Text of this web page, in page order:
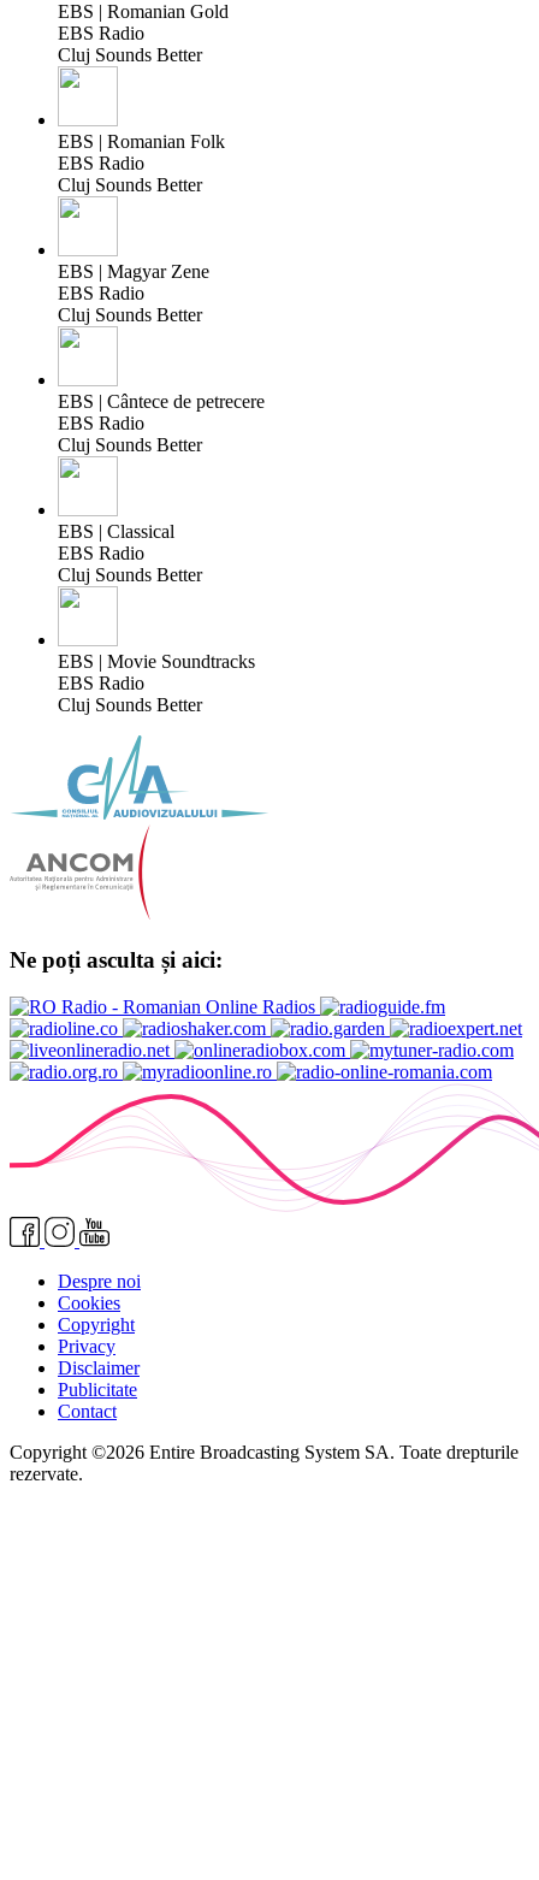
EBS | Romanian Gold
EBS Radio
Cluj Sounds Better
EBS | Romanian Folk
EBS Radio
Cluj Sounds Better
EBS | Magyar Zene
EBS Radio
Cluj Sounds Better
EBS | Cântece de petrecere
EBS Radio
Cluj Sounds Better
EBS | Classical
EBS Radio
Cluj Sounds Better
EBS | Movie Soundtracks
EBS Radio
Cluj Sounds Better
Ne poți asculta și aici:
Despre noi
Cookies
Copyright
Privacy
Disclaimer
Publicitate
Contact
Copyright ©2026 Entire Broadcasting System SA. Toate drepturile
rezervate.